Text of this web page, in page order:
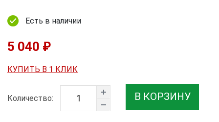
Есть в наличии
5 040 ₽
КУПИТЬ В 1 КЛИК
Количество: В КОРЗИНУ